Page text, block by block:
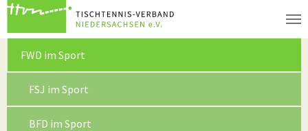
Zum Hauptinhalt springen
FWD im Sport
FSJ im Sport
BFD im Sport